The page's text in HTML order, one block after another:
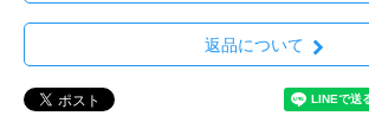
返品について